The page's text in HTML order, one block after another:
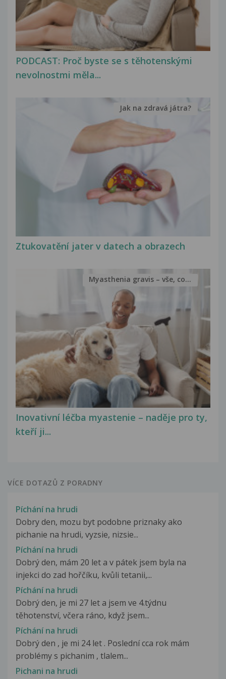
PODCAST: Proč byste se s těhotenskými
nevolnostmi měla...
Ztukovatění jater v datech a obrazech
Jak na zdravá játra?
Inovativní léčba myastenie – naděje pro ty,
kteří ji...
Myasthenia gravis – vše, co...
VÍCE DOTAZŮ Z PORADNY
Píchání na hrudi
Dobry den, mozu byt podobne priznaky ako
pichanie na hrudi, vyzsie, nizsie...
Píchání na hrudi
Dobrý den, mám 20 let a v pátek jsem byla na
injekci do zad hořčíku, kvůli tetanii,...
Píchání na hrudi
Dobrý den, je mi 27 let a jsem ve 4.týdnu
těhotenství, včera ráno, když jsem...
Píchání na hrudi
Dobrý den , je mi 24 let . Poslední cca rok mám
problémy s pichanim , tlalem...
Pichani na hrudi